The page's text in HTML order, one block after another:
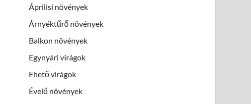
Áprilisi növények
Árnyéktűrő növények
Balkon növények
Egynyári virágok
Ehető virágok
Évelő növények